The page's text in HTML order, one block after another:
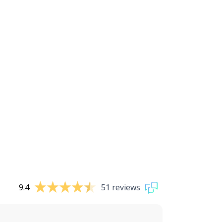
9.4 51 reviews